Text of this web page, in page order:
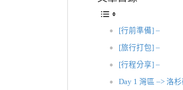
[行前準備] –
[旅行打包] –
[行程分享] –
Day 1 灣區 –> 洛